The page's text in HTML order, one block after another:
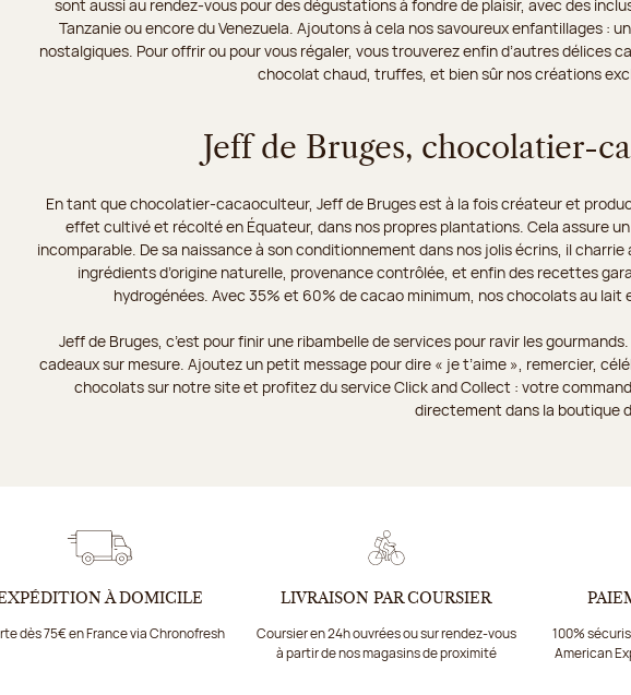
sont aussi au rendez-vous pour des dégustations à fondre de plaisir, avec des
Tanzanie ou encore du Venezuela. Ajoutons à cela nos savoureux enfantillages :
nostalgiques. Pour offrir ou pour vous régaler, vous trouverez enfin d’autres délices
chocolat chaud, truffes, et bien sûr nos créations
Jeff de Bruges, chocolatier-
En tant que chocolatier-cacaoculteur, Jeff de Bruges est à la fois créateur et
effet cultivé et récolté en Équateur, dans nos propres plantations. Cela assure
incomparable. De sa naissance à son conditionnement dans nos jolis écrins, il charrie
ingrédients d’origine naturelle, provenance contrôlée, et enfin des recettes
hydrogénées. Avec 35% et 60% de cacao minimum, nos chocolats au
Jeff de Bruges, c’est pour finir une ribambelle de services pour ravir les
cadeaux sur mesure. Ajoutez un petit message pour dire « je t’aime », remercier,
chocolats sur notre site et profitez du service Click and Collect : votre
directement dans la boutique
EXPÉDITION À DOMICILE
dès 75€ en France via Chronofresh
LIVRAISON PAR COURSIER
Coursier en 24h ouvrées ou sur rendez-vous
à partir de nos magasins de proximité
100%
American